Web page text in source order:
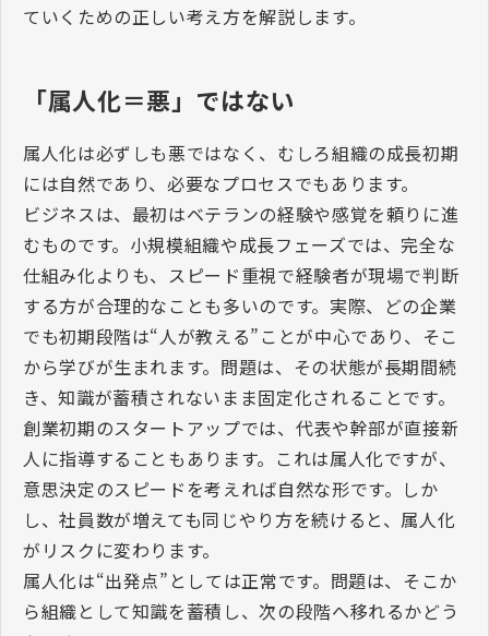
ていくための正しい考え方を解説します。
「属人化＝悪」ではない
属人化は必ずしも悪ではなく、むしろ組織の成長初期
には自然であり、必要なプロセスでもあります。
ビジネスは、最初はベテランの経験や感覚を頼りに進
むものです。小規模組織や成長フェーズでは、完全な
仕組み化よりも、スピード重視で経験者が現場で判断
する方が合理的なことも多いのです。実際、どの企業
でも初期段階は“人が教える”ことが中心であり、そこ
から学びが生まれます。問題は、その状態が長期間続
き、知識が蓄積されないまま固定化されることです。
創業初期のスタートアップでは、代表や幹部が直接新
人に指導することもあります。これは属人化ですが、
意思決定のスピードを考えれば自然な形です。しか
し、社員数が増えても同じやり方を続けると、属人化
がリスクに変わります。
属人化は“出発点”としては正常です。問題は、そこか
ら組織として知識を蓄積し、次の段階へ移れるかどう